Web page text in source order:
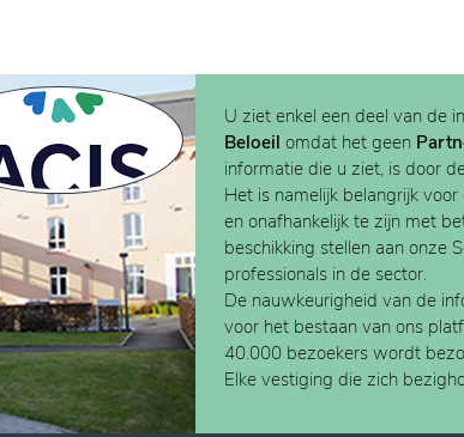
U ziet enkel een deel van de
Beloeil omdat het geen
informatie die u ziet, is door
Het is namelijk belangrijk
en onafhankelijk te zijn met
beschikking stellen aan onze
professionals in de sector.
De nauwkeurigheid van de
voor het bestaan van ons
40.000 bezoekers wordt
Elke vestiging die zich